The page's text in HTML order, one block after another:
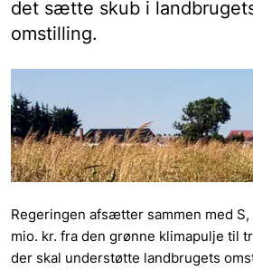
det sætte skub i
omstilling.
Regeringen afsætter sammen med S,
mio. kr. fra den grønne klimapulje til
der skal understøtte landbrugets